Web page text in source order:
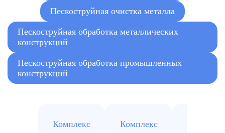
Пескоструйная очистка металла
Пескоструйная обработка металлических
конструкций
Пескоструйная обработка промышленных
конструкций
Комплекс
Комплекс